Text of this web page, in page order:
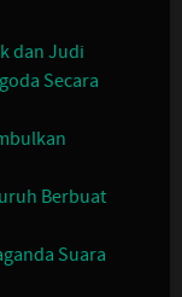
dan Judi
Secara
Berbuat
Suara